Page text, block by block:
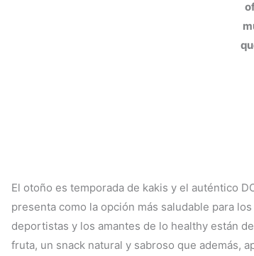
El otoño es temporada de kakis y el auténtico
presenta como la opción más saludable para
deportistas y los amantes de lo healthy están
fruta, un snack natural y sabroso que además,